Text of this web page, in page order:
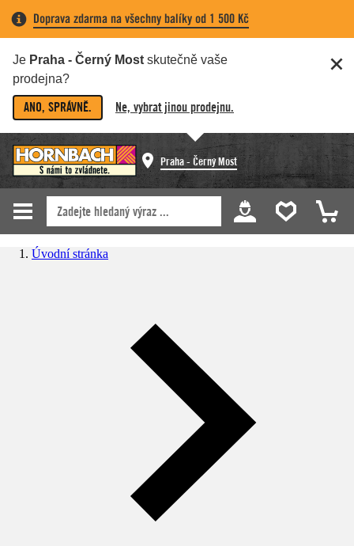
Doprava zdarma na všechny balíky od 1 500 Kč
Je Praha - Černý Most skutečně vaše
prodejna?
ANO, SPRÁVNĚ. Ne, vybrat jinou prodejnu.
Praha - Černý Most
Úvodní stránka